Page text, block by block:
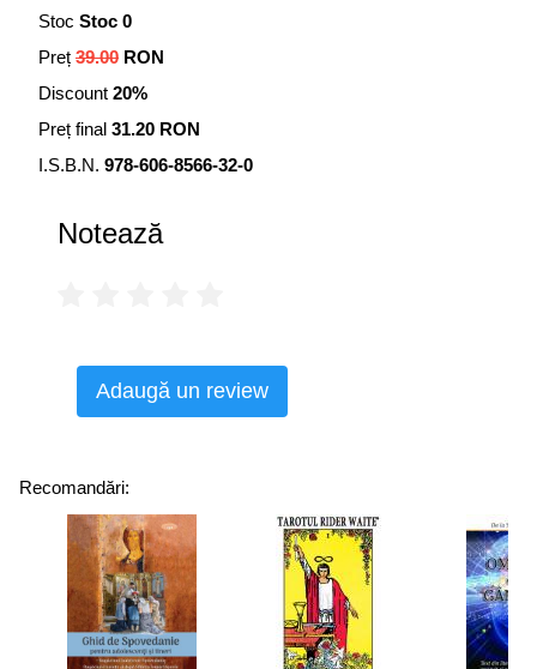
inflamatorii asociate bolilor obișnuite. Acest sistem unic te
va conduce pe calea vindecării naturale și te va ajuta să
realizezi unitatea dintre sănătatea fizică și cea spirituală.
Stoc Stoc 0
Preț 39.00 RON
Discount 20%
Preț final 31.20 RON
I.S.B.N. 978-606-8566-32-0
Notează
Adaugă un review
Recomandări: